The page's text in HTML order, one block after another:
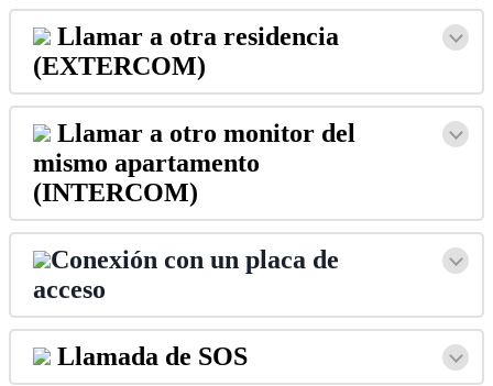
Llamar a otra residencia
(EXTERCOM)
Llamar a otro monitor del
mismo apartamento
(INTERCOM)
Conexión con un placa de
acceso
Llamada de SOS